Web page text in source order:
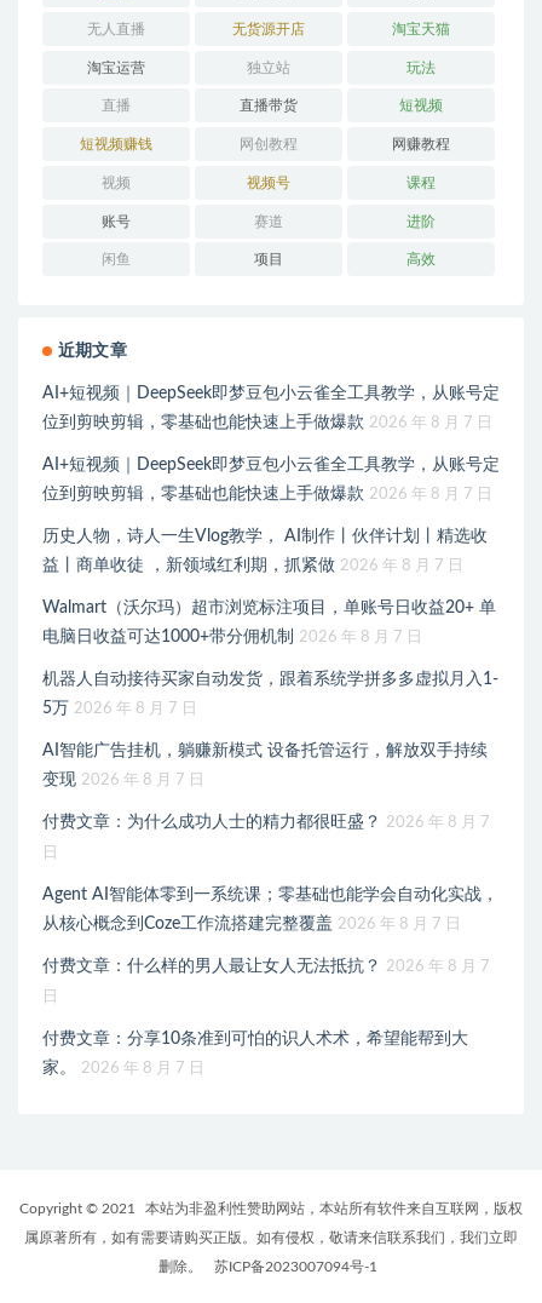
无人直播 无货源开店 淘宝天猫
淘宝运营 独立站 玩法
直播 直播带货 短视频
短视频赚钱 网创教程 网赚教程
视频 视频号 课程
账号 赛道 进阶
闲鱼 项目 高效
近期文章
AI+短视频｜DeepSeek即梦豆包小云雀全工具教学，从账号定
位到剪映剪辑，零基础也能快速上手做爆款 2026 年 8 月 7 日
AI+短视频｜DeepSeek即梦豆包小云雀全工具教学，从账号定
位到剪映剪辑，零基础也能快速上手做爆款 2026 年 8 月 7 日
历史人物，诗人一生Vlog教学， AI制作丨伙伴计划丨精选收
益丨商单收徒 ，新领域红利期，抓紧做 2026 年 8 月 7 日
Walmart（沃尔玛）超市浏览标注项目，单账号日收益20+ 单
电脑日收益可达1000+带分佣机制
2026 年 8 月 7 日
机器人自动接待买家自动发货，跟着系统学拼多多虚拟月入1-
5万 2026 年 8 月 7 日
AI智能广告挂机，躺赚新模式 设备托管运行，解放双手持续
变现 2026 年 8 月 7 日
付费文章：为什么成功人士的精力都很旺盛？
2026 年 8 月 7
日
Agent AI智能体零到一系统课；零基础也能学会自动化实战，
从核心概念到Coze工作流搭建完整覆盖 2026 年 8 月 7 日
付费文章：什么样的男人最让女人无法抵抗？
2026 年 8 月 7
日
付费文章：分享10条准到可怕的识人术术，希望能帮到大
家。
2026 年 8 月 7 日
Copyright © 2021
本站为非盈利性赞助网站，本站所有软件来自互联网，版权
属原著所有，如有需要请购买正版。如有侵权，敬请来信联系我们，我们立即
删除。
苏ICP备2023007094号-1